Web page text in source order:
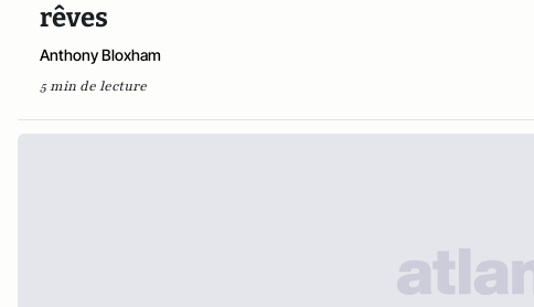
rêves
Anthony Bloxham
5 min de lecture